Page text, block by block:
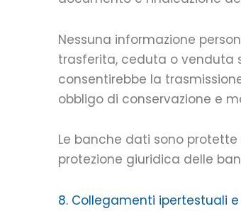
Nessuna informazione
trasferita, ceduta o venduta
consentirebbe la
obbligo di conservazione e
Le banche dati sono protette
protezione giuridica delle
8. Collegamenti ipertestuali e